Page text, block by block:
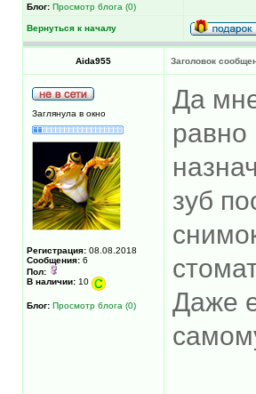
Блог: Просмотр блога (0)
Вернуться к началу
Aida955 Заголовок
Заглянула в окно
Регистрация: 08.08.2018
Сообщения: 6
Пол:
В наличии: 10
Блог: Просмотр блога (0)
Да
равно
зуб
Даже